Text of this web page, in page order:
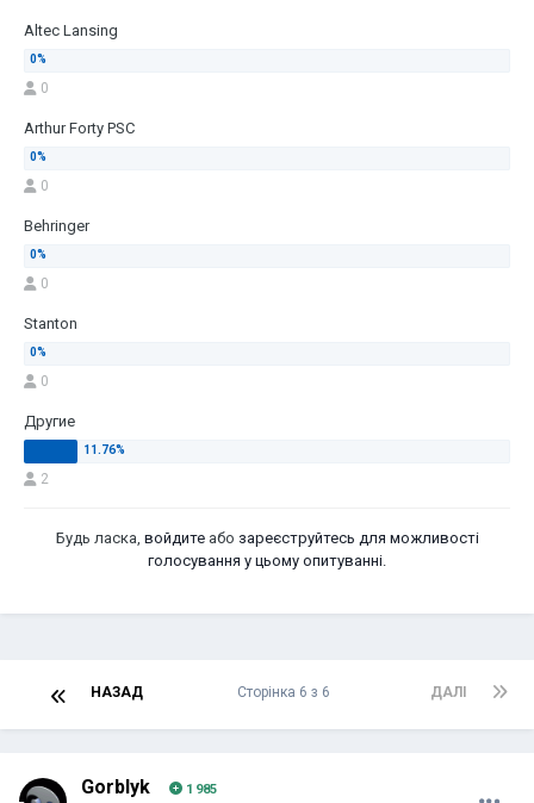
Altec Lansing
0
Arthur Forty PSC
0
Behringer
0
Stanton
0
Другие
2
Будь ласка, войдитеабо зареєструйтесь для можливості
голосування у цьому опитуванні.
НАЗАД ДАЛІ
Сторінка 6 з 6
Gorblyk 1 985